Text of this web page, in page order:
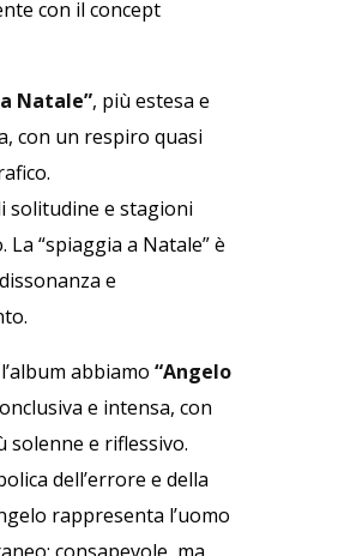
con il concept
Natale”, più estesa e
con un respiro quasi
solitudine e stagioni
“spiaggia a Natale” è
e
abbiamo “Angelo
e intensa, con
solenne e riflessivo.
dell’errore e della
rappresenta l’uomo